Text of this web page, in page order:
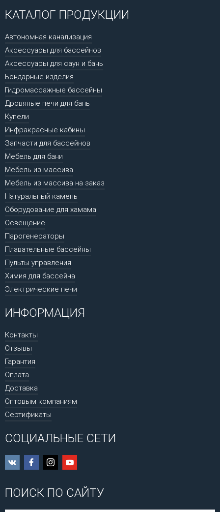
КАТАЛОГ ПРОДУКЦИИ
Автономная канализация
Аксессуары для бассейнов
Аксессуары для саун и бань
Бондарные изделия
Гидромассажные бассейны
Дровяные печи для бань
Купели
Инфракрасные кабины
Запчасти для бассейнов
Мебель для бани
Мебель из массива
Мебель из массива на заказ
Натуральный камень
Оборудование для хамама
Освещение
Парогенераторы
Плавательные бассейны
Пульты управления
Химия для бассейна
Электрические печи
ИНФОРМАЦИЯ
Контакты
Отзывы
Гарантия
Оплата
Доставка
Оптовым компаниям
Сертификаты
СОЦИАЛЬНЫЕ СЕТИ
ПОИСК ПО САЙТУ